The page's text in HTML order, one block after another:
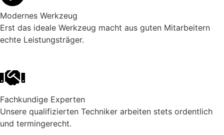
Modernes Werkzeug
Erst das ideale Werkzeug macht aus guten Mitarbeitern
echte Leistungsträger.
Fachkundige Experten
Unsere qualifizierten Techniker arbeiten stets ordentlich
und termingerecht.